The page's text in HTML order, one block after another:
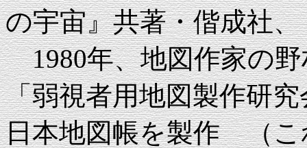
の宇宙』共著・偕成社
1980年、地図作家の野
「弱視者用地図製作研
日本地図帳を製作 （こ